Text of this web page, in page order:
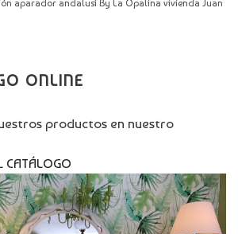
aparador andalusí By La Opalina vivienda Juan
ONLINE
productos en nuestro
CATÁLOGO